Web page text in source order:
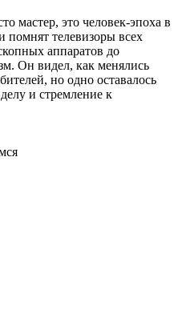
мастер, это человек-эпоха в
помнят телевизоры всех
аппаратов до
Он видел, как менялись
но одно оставалось
и стремление к